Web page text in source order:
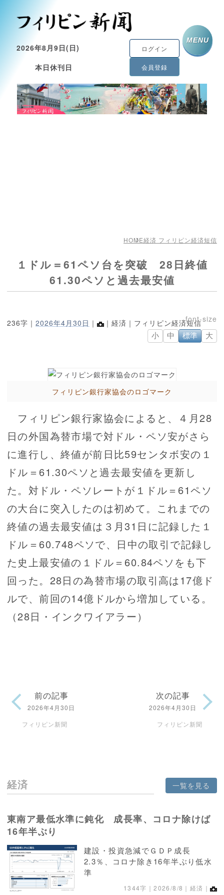
2026年8月9日(日)
本日休刊日
ログイン
会員登録
MENU
HOME経済 フィリピン経済短信
１ドル＝61ペソ台を突破 28日終値
61.30ペソと過去最安値
236字｜ 2026年4月30日 ｜ ｜経済｜フィリピン経済短信
小 中 標準 大
フィリピン銀行家協会のロゴマーク
フィリピン銀行家協会によると、４月28
日の外国為替市場で対ドル・ペソ安がさら
に進行し、終値が前日比59センタボ安の１
ドル＝61.30ペソと過去最安値を更新し
た。対ドル・ペソレートが１ドル＝61ペソ
の大台に突入したのは初めて。これまでの
終値の過去最安値は３月31日に記録した１
ドル＝60.748ペソで、日中の取引で記録し
た史上最安値の１ドル＝60.84ペソをも下
回った。28日の為替市場の取引高は17億ド
ルで、前回の14億ドルから増加している。
（28日・インクワイアラー）
前の記事
2026年4月30日
フィリピン新聞
次の記事
2026年4月30日
フィリピン新聞
経済 一覧を見る
東南ア最低水準に鈍化 成長率、コロナ除けば
16年半ぶり
建設・投資急減でＧＤＰ成長
2.3％、コロナ除き16年半ぶり低水
準
1344字｜2026/8/8 ｜経済｜